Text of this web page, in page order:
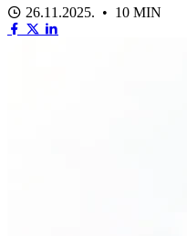
26.11.2025. • 10 MIN